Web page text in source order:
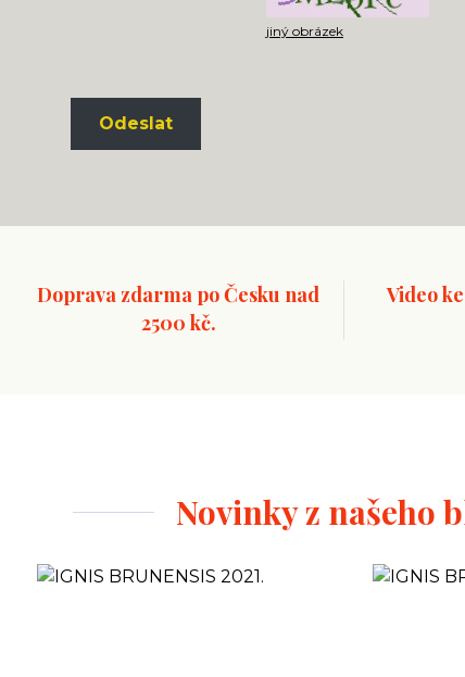
jiný obrázek
Doprava zdarma po Česku nad
2500 kč.
Video
Novinky z našeho